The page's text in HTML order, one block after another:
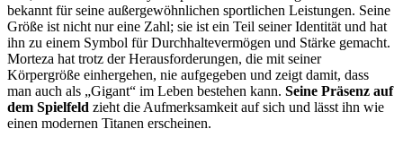
bekannt für seine außergewöhnlichen sportlichen Leistungen. Seine
Größe ist nicht nur eine Zahl; sie ist ein Teil seiner Identität und hat
ihn zu einem Symbol für Durchhaltevermögen und Stärke gemacht.
Morteza hat trotz der Herausforderungen, die mit seiner
Körpergröße einhergehen, nie aufgegeben und zeigt damit, dass
man auch als „Gigant“ im Leben bestehen kann. Seine Präsenz auf
dem Spielfeld zieht die Aufmerksamkeit auf sich und lässt ihn wie
einen modernen Titanen erscheinen.